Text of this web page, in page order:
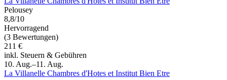
Pelousey
8,8/10
Hervorragend
(3 Bewertungen)
211 €
inkl. Steuern & Gebühren
10. Aug.–11. Aug.
La Villanelle Chambres d'Hotes et Institut Bien Etre